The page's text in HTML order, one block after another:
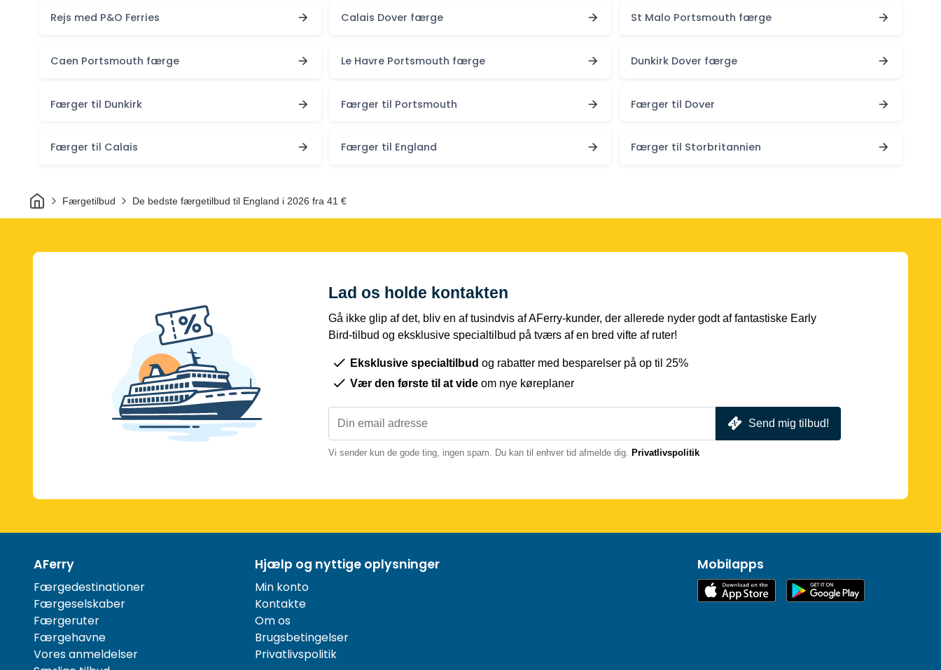
Rejs med P&O Ferries Calais Dover færge St Malo Portsmouth færge
Caen Portsmouth færge Le Havre Portsmouth færge Dunkirk Dover færge
Færger til Dunkirk Færger til Portsmouth Færger til Dover
Færger til Calais Færger til England Færger til Storbritannien
HjemFærgetilbud De bedste færgetilbud til England i 2026 fra 41 €
Lad os holde kontakten
Gå ikke glip af det, bliv en af tusindvis af AFerry-kunder, der allerede nyder godt af fantastiske Early
Bird-tilbud og eksklusive specialtilbud på tværs af en bred vifte af ruter!
Eksklusive specialtilbud og rabatter med besparelser på op til 25%
Vær den første til at vide om nye køreplaner
Send mig tilbud!
Vi sender kun de gode ting, ingen spam. Du kan til enhver tid afmelde dig. Privatlivspolitik
AFerry
Færgedestinationer
Færgeselskaber
Færgeruter
Færgehavne
Vores anmeldelser
Hjælp og nyttige oplysninger
Min konto
Kontakte
Om os
Brugsbetingelser
Privatlivspolitik
Mobilapps